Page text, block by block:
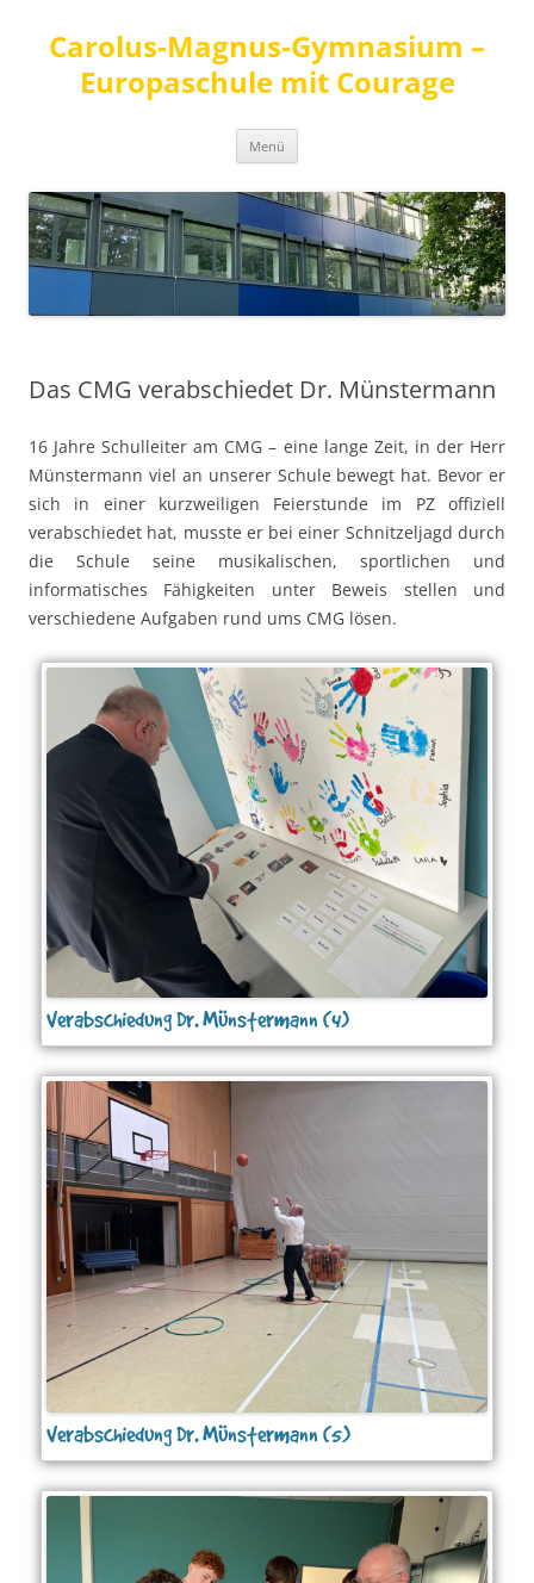
Carolus-Magnus-Gymnasium –
Europaschule mit Courage
Menü
Das CMG verabschiedet Dr. Münstermann
16 Jahre Schulleiter am CMG – eine lange Zeit, in der Herr
Münstermann viel an unserer Schule bewegt hat. Bevor er
sich in einer kurzweiligen Feierstunde im PZ offiziell
verabschiedet hat, musste er bei einer Schnitzeljagd durch
die Schule seine musikalischen, sportlichen und
informatisches Fähigkeiten unter Beweis stellen und
verschiedene Aufgaben rund ums CMG lösen.
Verabschiedung Dr. Münstermann (4)
Verabschiedung Dr. Münstermann (5)